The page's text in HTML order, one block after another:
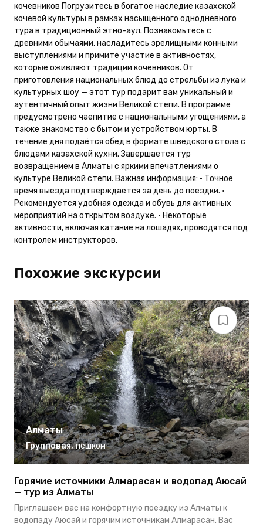
кочевников Погрузитесь в богатое наследие казахской
кочевой культуры в рамках насыщенного однодневного
тура в традиционный этно-аул. Познакомьтесь с
древними обычаями, насладитесь зрелищными конными
выступлениями и примите участие в активностях,
которые оживляют традиции кочевников. От
приготовления национальных блюд до стрельбы из лука и
культурных шоу — этот тур подарит вам уникальный и
аутентичный опыт жизни Великой степи. В программе
предусмотрено чаепитие с национальными угощениями, а
также знакомство с бытом и устройством юрты. В
течение дня подаётся обед в формате шведского стола с
блюдами казахской кухни. Завершается тур
возвращением в Алматы с яркими впечатлениями о
культуре Великой степи. Важная информация: • Точное
время выезда подтверждается за день до поездки. •
Рекомендуется удобная одежда и обувь для активных
мероприятий на открытом воздухе. • Некоторые
активности, включая катание на лошадях, проводятся под
контролем инструкторов.
Похожие экскурсии
Алматы
Групповая, пешком
Горячие источники Алмарасан и водопад Аюсай
— тур из Алматы
Приглашаем вас на комфортную поездку из Алматы к
водопаду Аюсай и горячим источникам Алмарасан. Вас